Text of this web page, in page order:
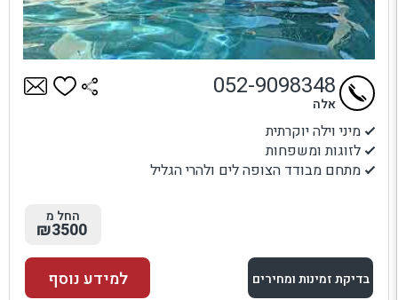
מיני וילה יוקרתית
לזוגות ומשפחות
מתחם מבודד הצופה לים ולהרי הגליל
052-9098348
אלה
החל מ
₪3500
בדיקת זמינות ומחירים למידע נוסף